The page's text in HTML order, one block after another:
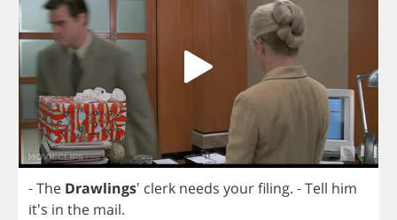
-The Drawlings' clerk needs yourfiling. -Tell him
it's in the mail.